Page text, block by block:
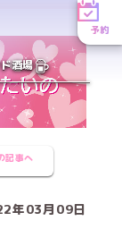
予約
酒場
記事へ
年03月09日